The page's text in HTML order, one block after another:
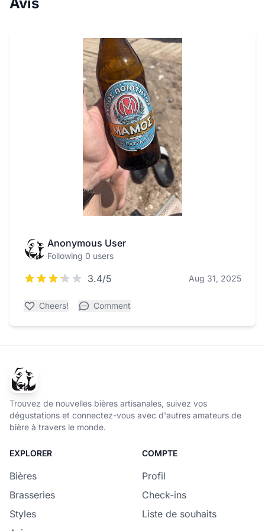
Anonymous User
Following 0 users
3.4/5 Aug 31, 2025
Cheers! Comment
Trouvez de nouvelles bières artisanales, suivez vos
dégustations et connectez-vous avec d'autres amateurs de
bière à travers le monde.
EXPLORER
Bières
Brasseries
Styles
COMPTE
Profil
Check-ins
Liste de souhaits